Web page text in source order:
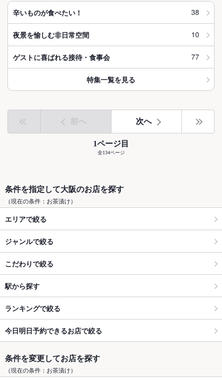
辛いものが食べたい！ 38
夜景を愉しむ非日常空間 10
ゲストに喜ばれる接待・食事会 77
特集一覧を見る
前へ 次へ
1ページ目
全134ページ
条件を指定して大阪のお店を探す
（現在の条件：お茶漬け）
エリアで絞る
ジャンルで絞る
こだわりで絞る
駅から探す
ランキングで絞る
今日明日予約できるお店で絞る
条件を変更してお店を探す
（現在の条件：お茶漬け）